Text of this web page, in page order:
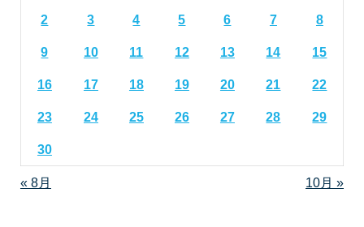
2 3 4 5 6 7 8
9 10 11 12 13 14 15
16 17 18 19 20 21 22
23 24 25 26 27 28 29
30
« 8月 10月 »